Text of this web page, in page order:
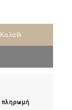
πληρωμή